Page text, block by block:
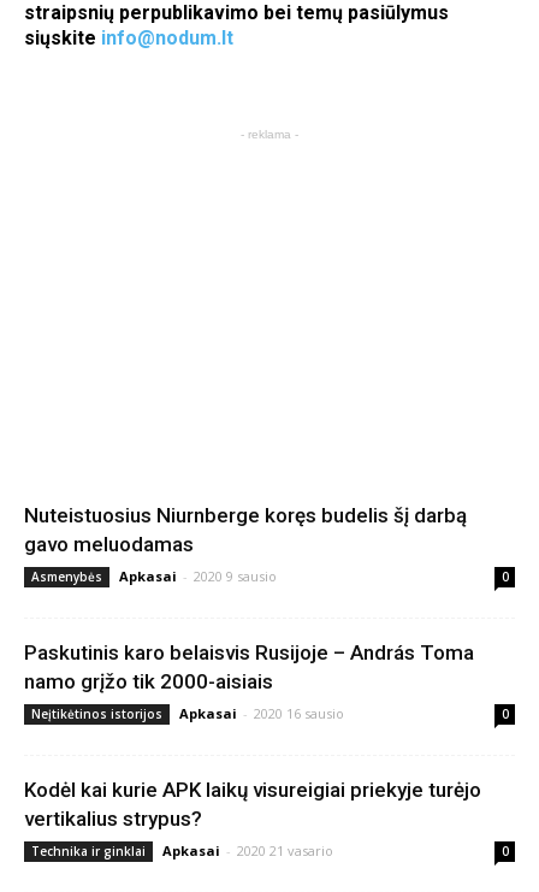
straipsnių perpublikavimo bei temų pasiūlymus
siųskite info@nodum.lt
- reklama -
Nuteistuosius Niurnberge koręs budelis šį darbą
gavo meluodamas
Asmenybės Apkasai - 2020 9 sausio 0
Paskutinis karo belaisvis Rusijoje – András Toma
namo grįžo tik 2000-aisiais
Neįtikėtinos istorijos Apkasai - 2020 16 sausio 0
Kodėl kai kurie APK laikų visureigiai priekyje turėjo
vertikalius strypus?
Technika ir ginklai Apkasai - 2020 21 vasario 0